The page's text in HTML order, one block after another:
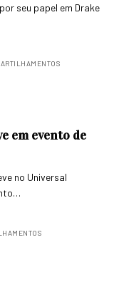
seu papel em Drake
em evento de
no Universal